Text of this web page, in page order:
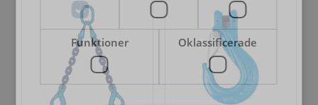
Funktioner Oklassificerade